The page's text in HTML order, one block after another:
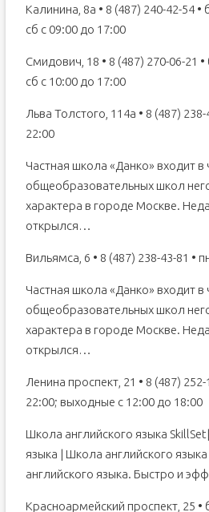
Калинина, 8а • 8 (487) 240-42-54 •
сб с 09:00 до 17:00
Смидович, 18 • 8 (487) 270-06-21
сб с 10:00 до 17:00
Льва Толстого, 114а • 8 (487)
22:00
Частная школа «Данко» входит
общеобразовательных школ
характера в городе Москве.
открылся…
Вильямса, 6 • 8 (487) 238-43-81 •
Частная школа «Данко» входит
общеобразовательных школ
характера в городе Москве.
открылся…
Ленина проспект, 21 • 8 (487)
22:00; выходные с 12:00 до 18:00
Школа английского языка
языка | Школа английского
английского языка. Быстро и
Красноармейский проспект, 25 •